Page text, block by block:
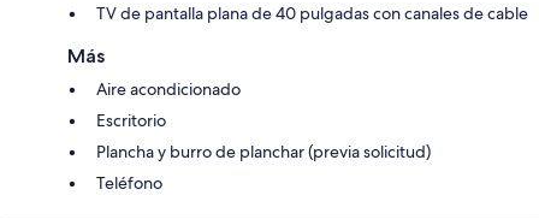
TV de pantalla plana de 40 pulgadas con canales de cable
Más
Aire acondicionado
Escritorio
Plancha y burro de planchar (previa solicitud)
Teléfono